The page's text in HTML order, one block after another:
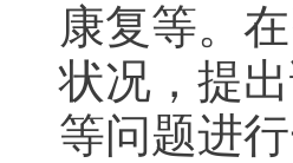
康复等。
状况，提
等问题进